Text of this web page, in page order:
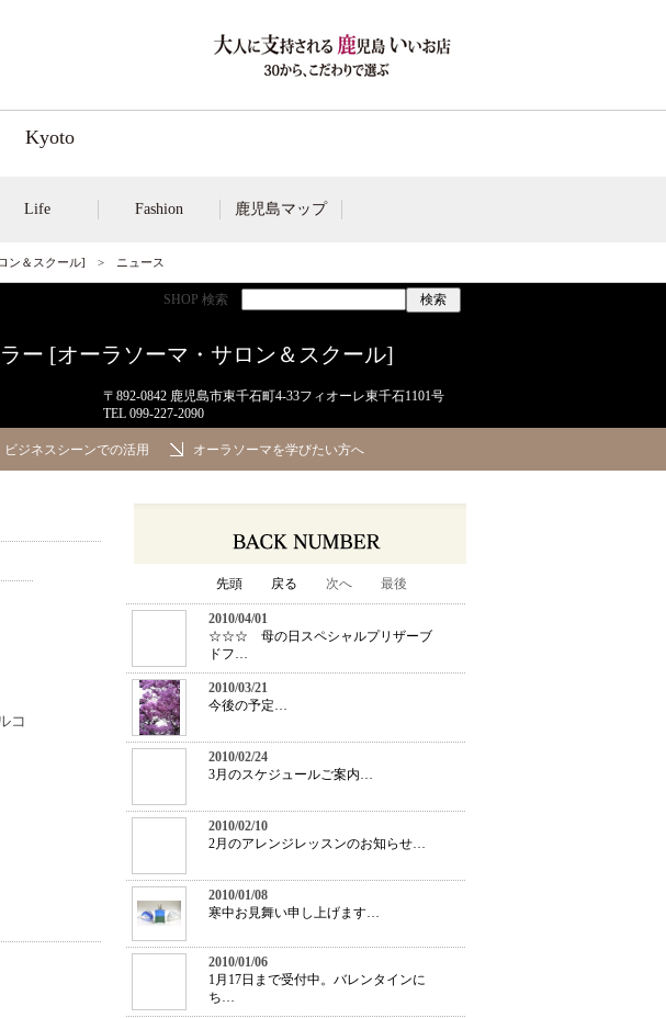
Kyoto
Life Fashion 鹿児島マップ
ン＆スクール] > ニュース
SHOP 検索
ー [オーラソーマ・サロン＆スクール]
〒892-0842 鹿児島市東千石町4-33フィオーレ東千石1101号
TEL 099-227-2090
ビジネスシーンでの活用 オーラソーマを学びたい方へ
コ
先頭 戻る 次へ 最後
2010/04/01
☆☆☆ 母の日スペシャルプリザーブ
ドフ…
2010/03/21
今後の予定…
2010/02/24
3月のスケジュールご案内…
2010/02/10
2月のアレンジレッスンのお知らせ…
2010/01/08
寒中お見舞い申し上げます…
2010/01/06
1月17日まで受付中。バレンタインに
ち…